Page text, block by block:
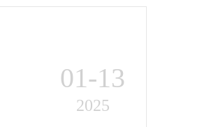
01-13
2025